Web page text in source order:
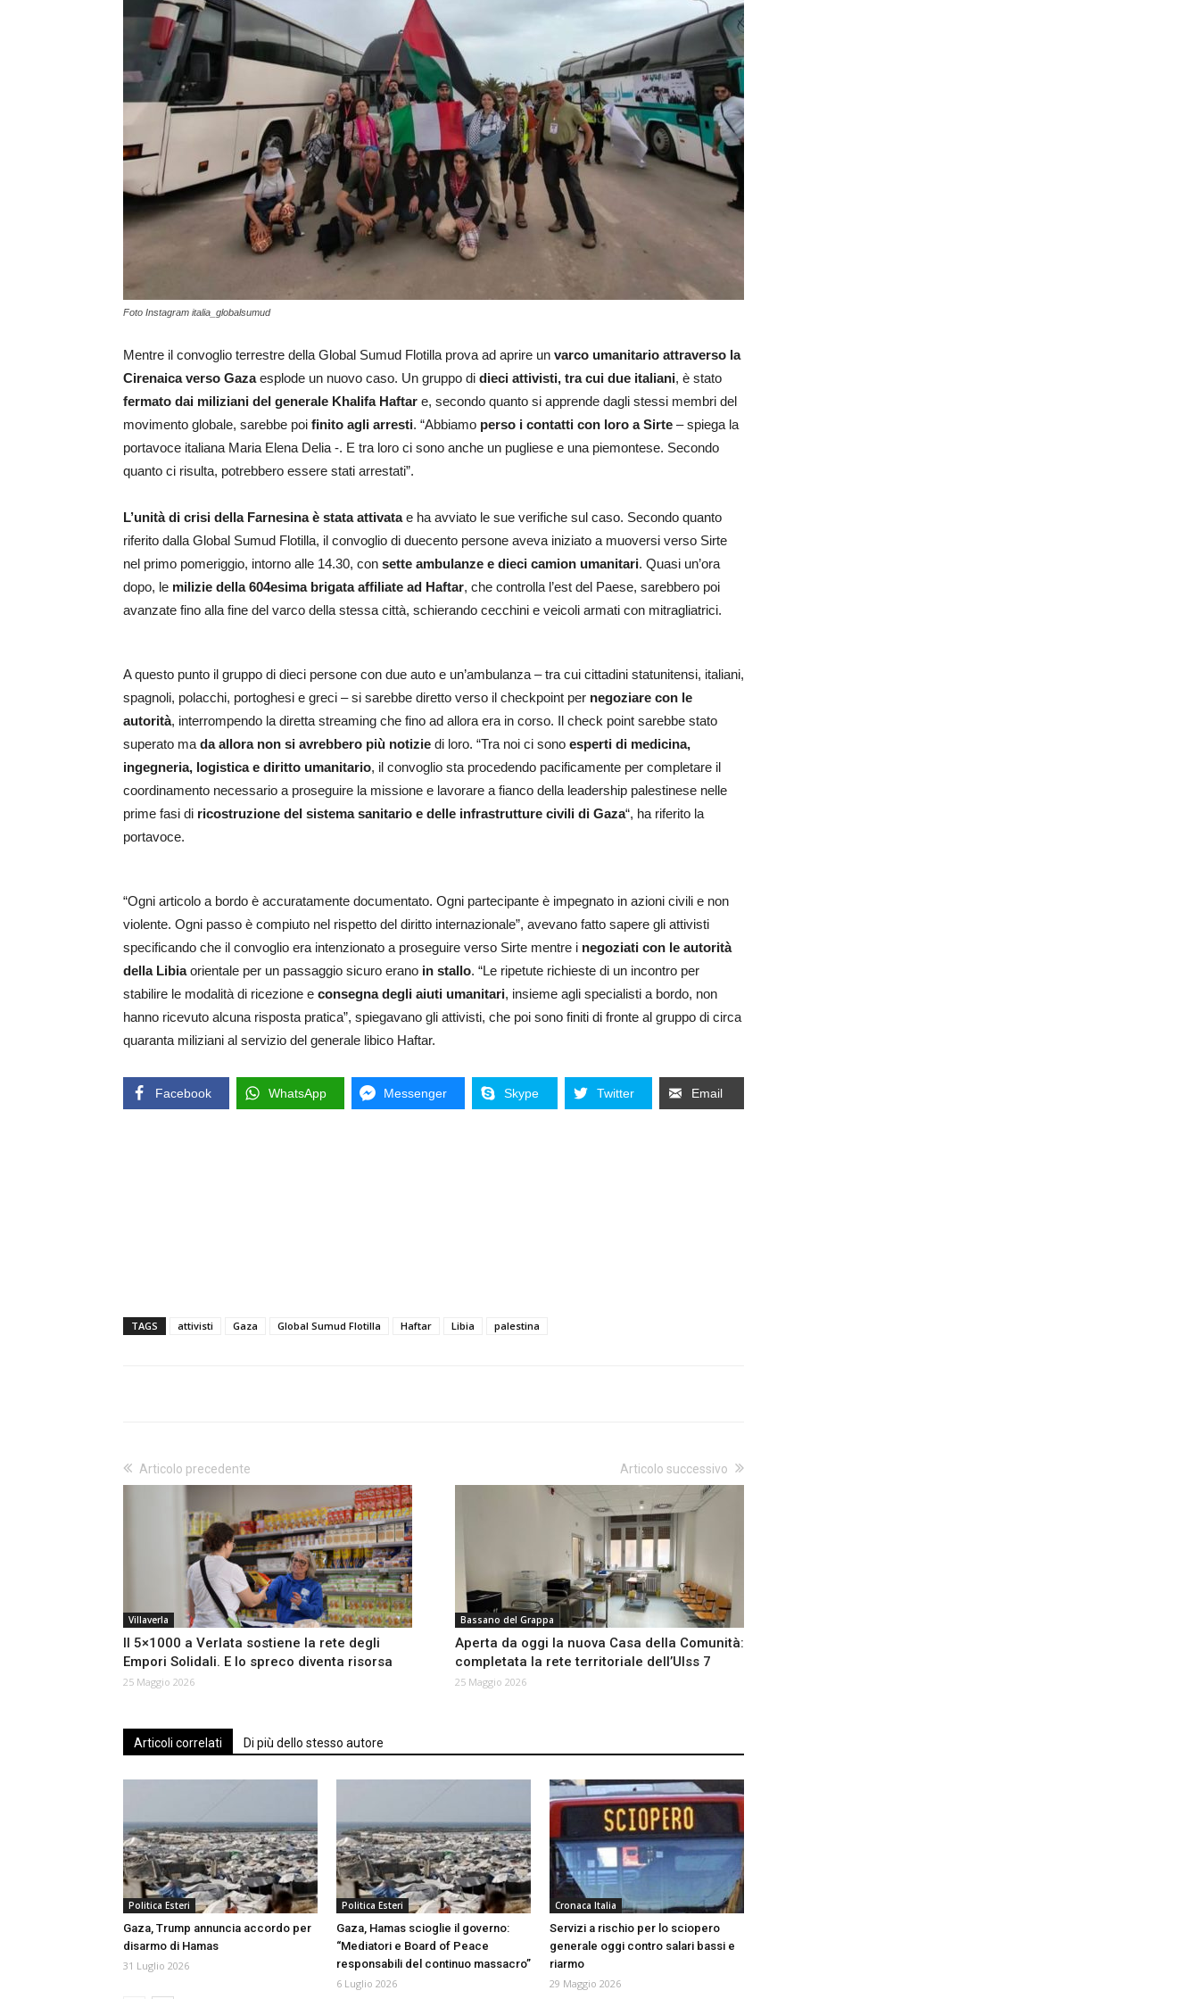
Foto Instagram italia_globalsumud
Mentre il convoglio terrestre della Global Sumud Flotilla prova ad aprire un varco umanitario attraverso la
Cirenaica verso Gazaesplode un nuovo caso. Un gruppo di dieci attivisti, tra cui due italiani, è stato
fermato dai miliziani del generale Khalifa Haftar e, secondo quanto si apprende dagli stessi membri del
movimento globale, sarebbe poi finito agli arresti. “Abbiamo perso i contatti con loro a Sirte – spiega la
portavoce italiana Maria Elena Delia -. E tra loro ci sono anche un pugliese e una piemontese. Secondo
quanto ci risulta, potrebbero essere stati arrestati”.
L’unità di crisi della Farnesina è stata attivatae ha avviato le sue verifiche sul caso. Secondo quanto
riferito dalla Global Sumud Flotilla, il convoglio di duecento persone aveva iniziato a muoversi verso Sirte
nel primo pomeriggio, intorno alle 14.30, con sette ambulanze e dieci camion umanitari. Quasi un’ora
dopo, le milizie della 604esima brigata affiliate ad Haftar, che controlla l’est del Paese, sarebbero poi
avanzate fino alla fine del varco della stessa città, schierando cecchini e veicoli armati con mitragliatrici.
A questo punto il gruppo di dieci persone con due auto e un’ambulanza – tra cui cittadini statunitensi, italiani,
spagnoli, polacchi, portoghesi e greci – si sarebbe diretto verso il checkpoint per negoziare con le
autorità, interrompendo la diretta streaming che fino ad allora era in corso. Il check point sarebbe stato
superato ma da allora non si avrebbero più notizie di loro. “Tra noi ci sono esperti di medicina,
ingegneria, logistica e diritto umanitario, il convoglio sta procedendo pacificamente per completare il
coordinamento necessario a proseguire la missione e lavorare a fianco della leadership palestinese nelle
prime fasi di ricostruzione del sistema sanitario e delle infrastrutture civili di Gaza“, ha riferito la
portavoce.
“Ogni articolo a bordo è accuratamente documentato. Ogni partecipante è impegnato in azioni civili e non
violente. Ogni passo è compiuto nel rispetto del diritto internazionale”, avevano fatto sapere gli attivisti
specificando che il convoglio era intenzionato a proseguire verso Sirte mentre i negoziati con le autorità
della Libiaorientale per un passaggio sicuro erano in stallo. “Le ripetute richieste di un incontro per
stabilire le modalità di ricezione e consegna degli aiuti umanitari, insieme agli specialisti a bordo, non
hanno ricevuto alcuna risposta pratica”, spiegavano gli attivisti, che poi sono finiti di fronte al gruppo di circa
quaranta miliziani al servizio del generale libico Haftar.
Facebook WhatsApp Messenger Skype Twitter Email
TAGS attivisti Gaza Global Sumud Flotilla Haftar Libia palestina
Articolo precedente
Villaverla
Il 5×1000 a Verlata sostiene la rete degli
Empori Solidali. E lo spreco diventa risorsa
25 Maggio 2026
Articolo successivo
Bassano del Grappa
Aperta da oggi la nuova Casa della Comunità:
completata la rete territoriale dell’Ulss 7
25 Maggio 2026
Articoli correlati Di più dello stesso autore
Politica Esteri
Gaza, Trump annuncia accordo per
disarmo di Hamas
31 Luglio 2026
Politica Esteri
Gaza, Hamas scioglie il governo:
“Mediatori e Board of Peace
responsabili del continuo massacro”
6 Luglio 2026
Cronaca Italia
Servizi a rischio per lo sciopero
generale oggi contro salari bassi e
riarmo
29 Maggio 2026